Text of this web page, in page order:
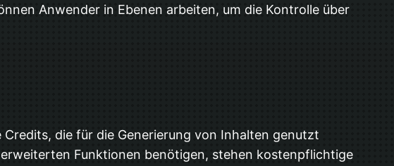
Anwender in Ebenen arbeiten, um die Kontrolle über
die für die Generierung von Inhalten genutzt
Funktionen benötigen, stehen kostenpflichtige